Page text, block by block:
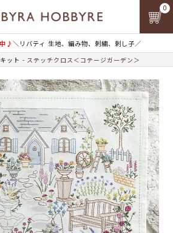
中♪＼リバティ 生地、編み物、刺繍、刺し子／
0
ット ステッチクロス＜コテージガーデン＞